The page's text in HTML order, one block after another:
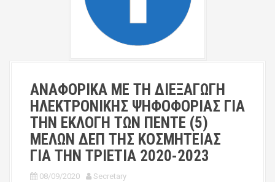
ΑΝΑΦΟΡΙΚΑ ΜΕ ΤΗ ΔΙΕΞΑΓΩΓΗ
ΗΛΕΚΤΡΟΝΙΚΗΣ ΨΗΦΟΦΟΡΙΑΣ ΓΙΑ
ΤΗΝ ΕΚΛΟΓΗ ΤΩΝ ΠΕΝΤΕ (5)
ΜΕΛΩΝ ΔΕΠ ΤΗΣ ΚΟΣΜΗΤΕΙΑΣ
ΓΙΑ ΤΗΝ ΤΡΙΕΤΙΑ 2020-2023
08/09/2020 Secretary